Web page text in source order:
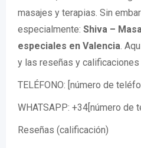
masajes y terapias. Sin
especialmente: Shiva –
especiales en Valencia.
y las reseñas y
TELÉFONO: [número de
WHATSAPP: +34[número de
Reseñas (calificación)